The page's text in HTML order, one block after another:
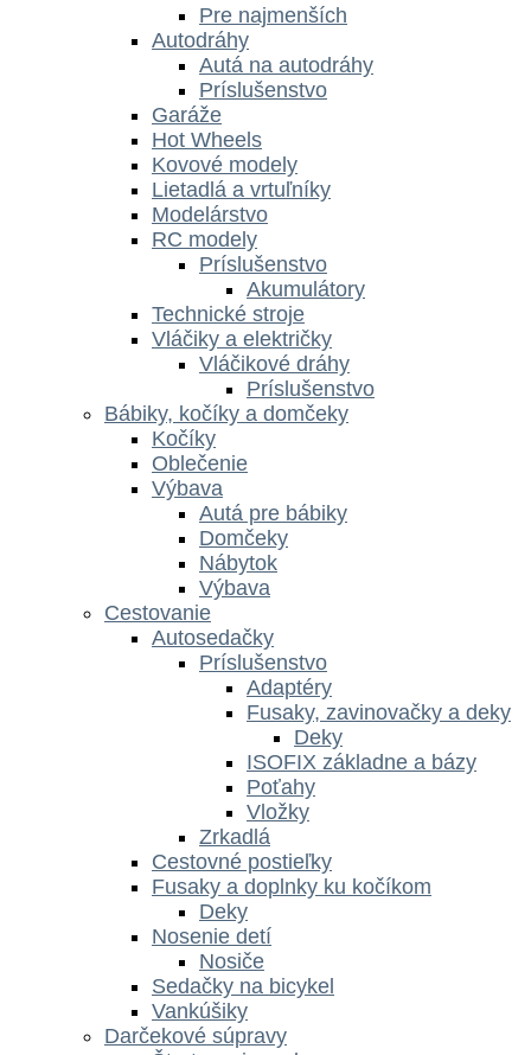
Pre najmenších
Autodráhy
Autá na autodráhy
Príslušenstvo
Garáže
Hot Wheels
Kovové modely
Lietadlá a vrtuľníky
Modelárstvo
RC modely
Príslušenstvo
Akumulátory
Technické stroje
Vláčiky a električky
Vláčikové dráhy
Príslušenstvo
Bábiky, kočíky a domčeky
Kočíky
Oblečenie
Výbava
Autá pre bábiky
Domčeky
Nábytok
Výbava
Cestovanie
Autosedačky
Príslušenstvo
Adaptéry
Fusaky, zavinovačky a deky
Deky
ISOFIX základne a bázy
Poťahy
Vložky
Zrkadlá
Cestovné postieľky
Fusaky a doplnky ku kočíkom
Deky
Nosenie detí
Nosiče
Sedačky na bicykel
Vankúšiky
Darčekové súpravy